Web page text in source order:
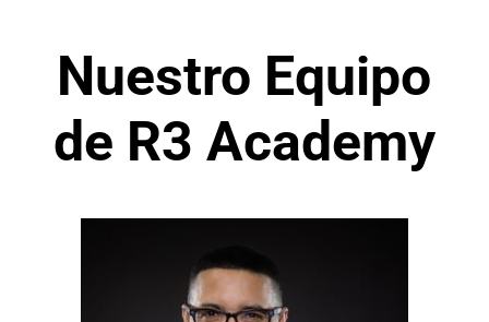
Nuestro Equipo
de R3 Academy